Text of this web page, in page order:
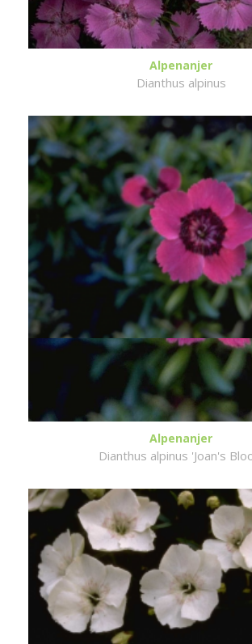
Alpenanjer
Dianthus alpinus
Alpenanjer
Dianthus alpinus 'Joan's